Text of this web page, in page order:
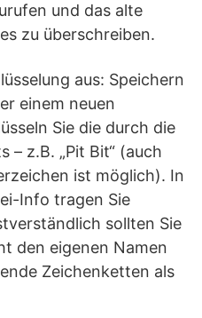
und das alte
zu überschreiben.
aus: Speichern
einem neuen
Sie die durch die
– z.B. „Pit Bit“ (auch
ist möglich). In
Info tragen Sie
sollten Sie
den eigenen Namen
Zeichenketten als